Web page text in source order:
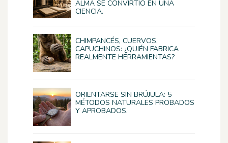
ALMA SE CONVIRTIÓ EN UNA
CIENCIA.
CHIMPANCÉS, CUERVOS,
CAPUCHINOS: ¿QUIÉN FABRICA
REALMENTE HERRAMIENTAS?
ORIENTARSE SIN BRÚJULA: 5
MÉTODOS NATURALES PROBADOS
Y APROBADOS.